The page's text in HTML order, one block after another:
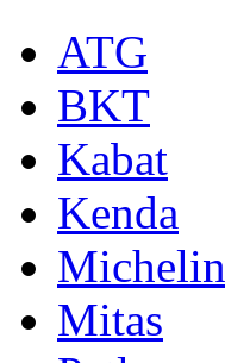
ATG
BKT
Kabat
Kenda
Michelin
Mitas